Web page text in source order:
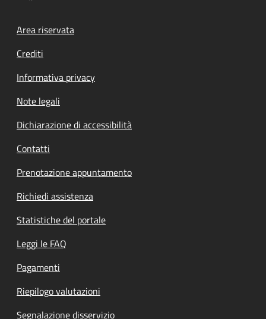
Footer menu
Area riservata
Crediti
Informativa privacy
Note legali
Dichiarazione di accessibilità
Contatti
Prenotazione appuntamento
Richiedi assistenza
Statistiche del portale
Leggi le FAQ
Pagamenti
Riepilogo valutazioni
Segnalazione disservizio